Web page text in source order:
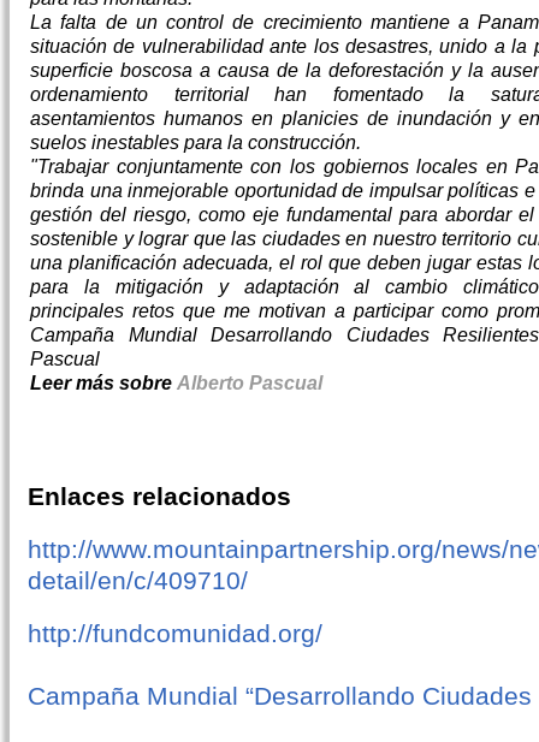
La falta de un control de crecimiento mantiene a
situación de vulnerabilidad ante los desastres, unido a la
superficie boscosa a causa de la deforestación y la
ordenamiento territorial han fomentado la
asentamientos humanos en planicies de inundación y
suelos inestables para la construcción.
"Trabajar conjuntamente con los gobiernos locales en
brinda una inmejorable oportunidad de impulsar políticas
gestión del riesgo, como eje fundamental para abordar
sostenible y lograr que las ciudades en nuestro territorio
una planificación adecuada, el rol que deben jugar estas
para la mitigación y adaptación al cambio
principales retos que me motivan a participar como
Campaña Mundial Desarrollando Ciudades
Pascual
Leer más sobre Alberto Pascual
Enlaces relacionados
http://www.mountainpartnership.org/news/
detail/en/c/409710/
http://fundcomunidad.org/
Campaña Mundial “Desarrollando Ciudades